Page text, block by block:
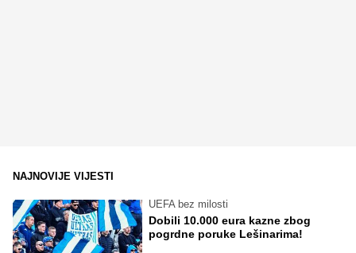
NAJNOVIJE VIJESTI
UEFA bez milosti
Dobili 10.000 eura kazne zbog
pogrdne poruke Lešinarima!